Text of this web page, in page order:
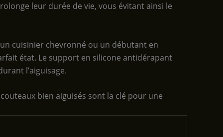
leur durée de vie, vous évitant ainsi le
cuisinier chevronné ou un débutant en
état. Le support en silicone antidérapant
l’aiguisage.
bien aiguisés sont la clé pour une